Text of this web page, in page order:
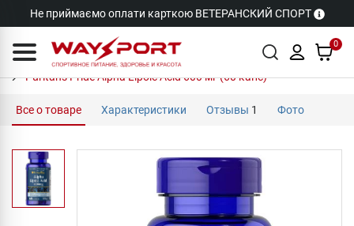
Не приймаємо оплати карткою ВЕТЕРАНСКИЙ СПОРТ
0
Puritan's Pride Alpha Lipoic Acid 600 мг (60 капс)
Все о товаре Характеристики Отзывы 1 Фото